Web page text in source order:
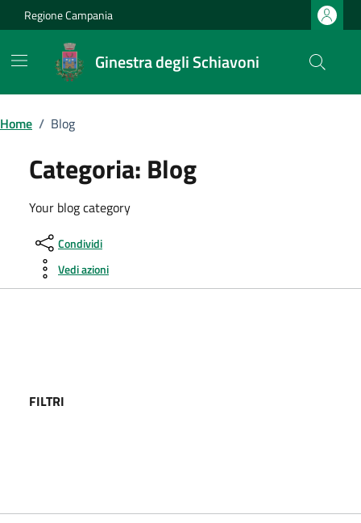
Vai ai contenuti
Vai al footer
Regione Campania
Ginestra degli Schiavoni
Home / Blog
Categoria: Blog
Your blog category
Condividi
Vedi azioni
FILTRI